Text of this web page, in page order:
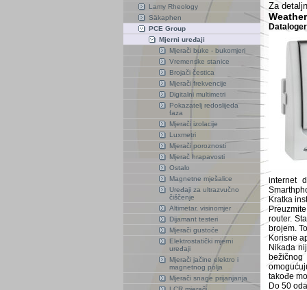
Lamy Rheology
Säkaphen
PCE Group
Mjerni uređaji
Mjerači buke - bukomjeri
Vremenske stanice
Brojači čestica
Mjerači frekvencije
Digitalni multimetri
Pokazatelj redoslijeda
faza
Mjerači izolacije
Luxmetri
Mjerači poroznosti
Mjerač hrapavosti
Ostalo
Magnetne mješalice
Uređaji za ultrazvučno
čiščenje
Altimetar, visinomjer
Dijamant testeri
Mjerači gustoće
Elektrostatički mjerni
uređaji
Mjerači jačine elektro i
magnetnog polja
Mjerači snage prijanjanja
Za
internet
Kratka
router.
brojem.
Korisne
Nikada
bežičnog
takođe
Do 50